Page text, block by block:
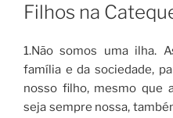
Filhos na
1.Não somos uma ilha.
família e da sociedade,
nosso filho, mesmo que
seja sempre nossa,